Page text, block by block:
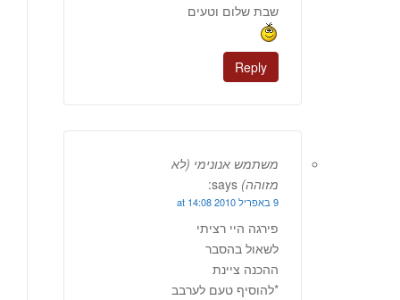
שבת שלום וטעים
Reply
משתמש אנונימי (לא
מזוהה) says:
9 באפריל 2010 at 14:08
פירגה היי רציתי
לשאול בהסבר
ההכנה ציינת
*להוסיף טעם לערבב